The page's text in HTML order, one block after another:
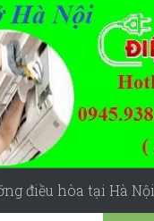
điều hòa tại Hà Nội